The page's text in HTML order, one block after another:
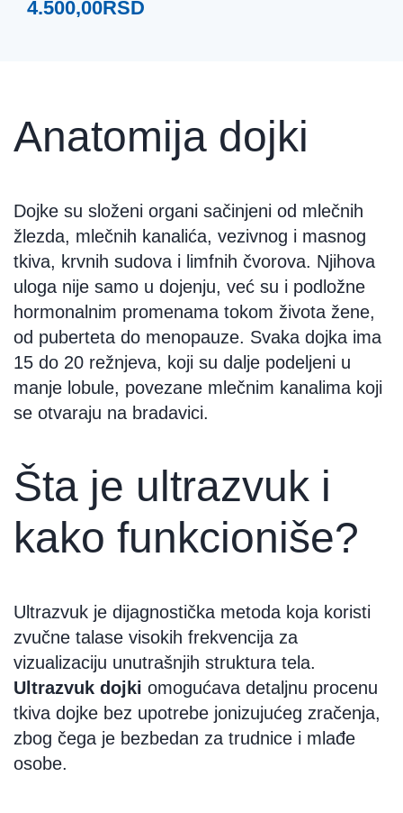
4.500,00RSD
Anatomija dojki
Dojke su složeni organi sačinjeni od mlečnih
žlezda, mlečnih kanalića, vezivnog i masnog
tkiva, krvnih sudova i limfnih čvorova. Njihova
uloga nije samo u dojenju, već su i podložne
hormonalnim promenama tokom života žene,
od puberteta do menopauze. Svaka dojka ima
15 do 20 režnjeva, koji su dalje podeljeni u
manje lobule, povezane mlečnim kanalima koji
se otvaraju na bradavici.
Šta je ultrazvuk i
kako funkcioniše?
Ultrazvuk je dijagnostička metoda koja koristi
zvučne talase visokih frekvencija za
vizualizaciju unutrašnjih struktura tela.
Ultrazvuk dojki omogućava detaljnu procenu
tkiva dojke bez upotrebe jonizujućeg zračenja,
zbog čega je bezbedan za trudnice i mlađe
osobe.